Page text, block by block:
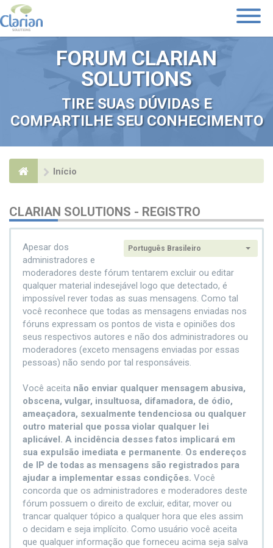
Toggle
FORUM CLARIAN
SOLUTIONS
TIRE SUAS DÚVIDAS E
COMPARTILHE SEU CONHECIMENTO
Início
CLARIAN SOLUTIONS - REGISTRO
Idioma:
Português Brasileiro
Apesar dos
administradores e
moderadores deste fórum tentarem excluir ou editar
qualquer material indesejável logo que detectado, é
impossível rever todas as suas mensagens. Como tal
você reconhece que todas as mensagens enviadas nos
fóruns expressam os pontos de vista e opiniões dos
seus respectivos autores e não dos administradores ou
moderadores (exceto mensagens enviadas por essas
pessoas) não sendo por tal responsáveis.
Você aceita não enviar qualquer mensagem abusiva,
obscena, vulgar, insultuosa, difamadora, de ódio,
ameaçadora, sexualmente tendenciosa ou qualquer
outro material que possa violar qualquer lei
aplicável. A incidência desses fatos implicará em
sua expulsão imediata e permanente. Os endereços
de IP de todas as mensagens são registrados para
ajudar a implementar essas condições. Você
concorda que os administradores e moderadores deste
fórum possuem o direito de excluir, editar, mover ou
trancar qualquer tópico a qualquer hora que eles assim
o decidam e seja implícito. Como usuário você aceita
que qualquer informação que forneceu acima seja salva